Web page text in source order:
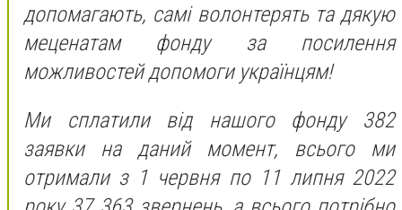
допомагають, самі волонтерять та дякую
меценатам фонду за посилення
можливостей допомоги українцям!
Ми сплатили від нашого фонду 382
заявки на даний момент, всього ми
отримали з 1 червня по 11 липня 2022